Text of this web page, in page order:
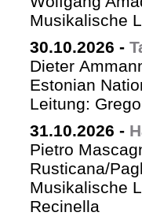
Musikalische
30.10.2026 -
Dieter
Estonian
Leitung:
31.10.2026 -
Pietro
Rusticana/
Musikalische
Recinella